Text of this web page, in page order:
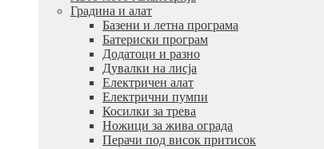
Градина и алат
Базени и летна програма
Батериски програм
Додатоци и разно
Дувалки на лисја
Електричен алат
Електрични пумпи
Косилки за трева
Ножици за жива ограда
Перачи под висок притисок